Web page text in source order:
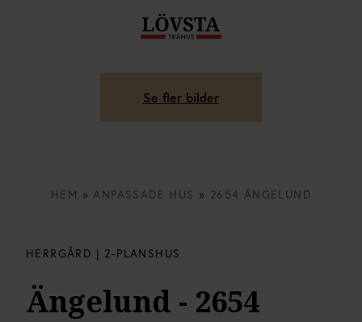
Se fler bilder
HEM »ANPASSADE HUS » 2654 ÄNGELUND
HERRGÅRD | 2-PLANSHUS
Ängelund - 2654